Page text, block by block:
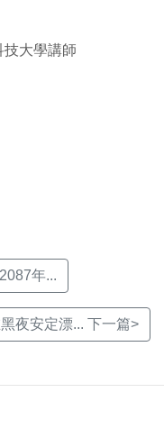
技大學講師
年...
夜安定漂... 下一篇>